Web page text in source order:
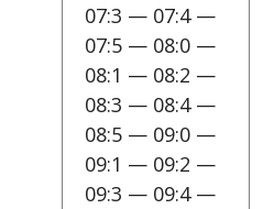
07:3 — 07:4 —
07:5 — 08:0 —
08:1 — 08:2 —
08:3 — 08:4 —
08:5 — 09:0 —
09:1 — 09:2 —
09:3 — 09:4 —